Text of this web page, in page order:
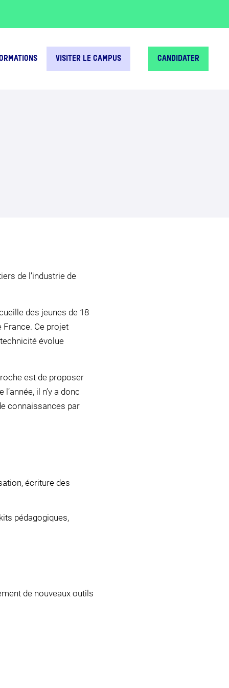
VISITER LE CAMPUS CANDIDATER
de l’industrie de
des jeunes de 18
France. Ce projet
évolue
est de proposer
il n’y a donc
connaissances par
écriture des
pédagogiques,
de nouveaux outils